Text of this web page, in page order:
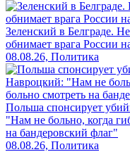
Зеленский в Белграде.
обнимает врага России
08.08.26, Политика
Польша спонсирует
"Нам не больно, когда
на бандеровский флаг"
08.08.26, Политика